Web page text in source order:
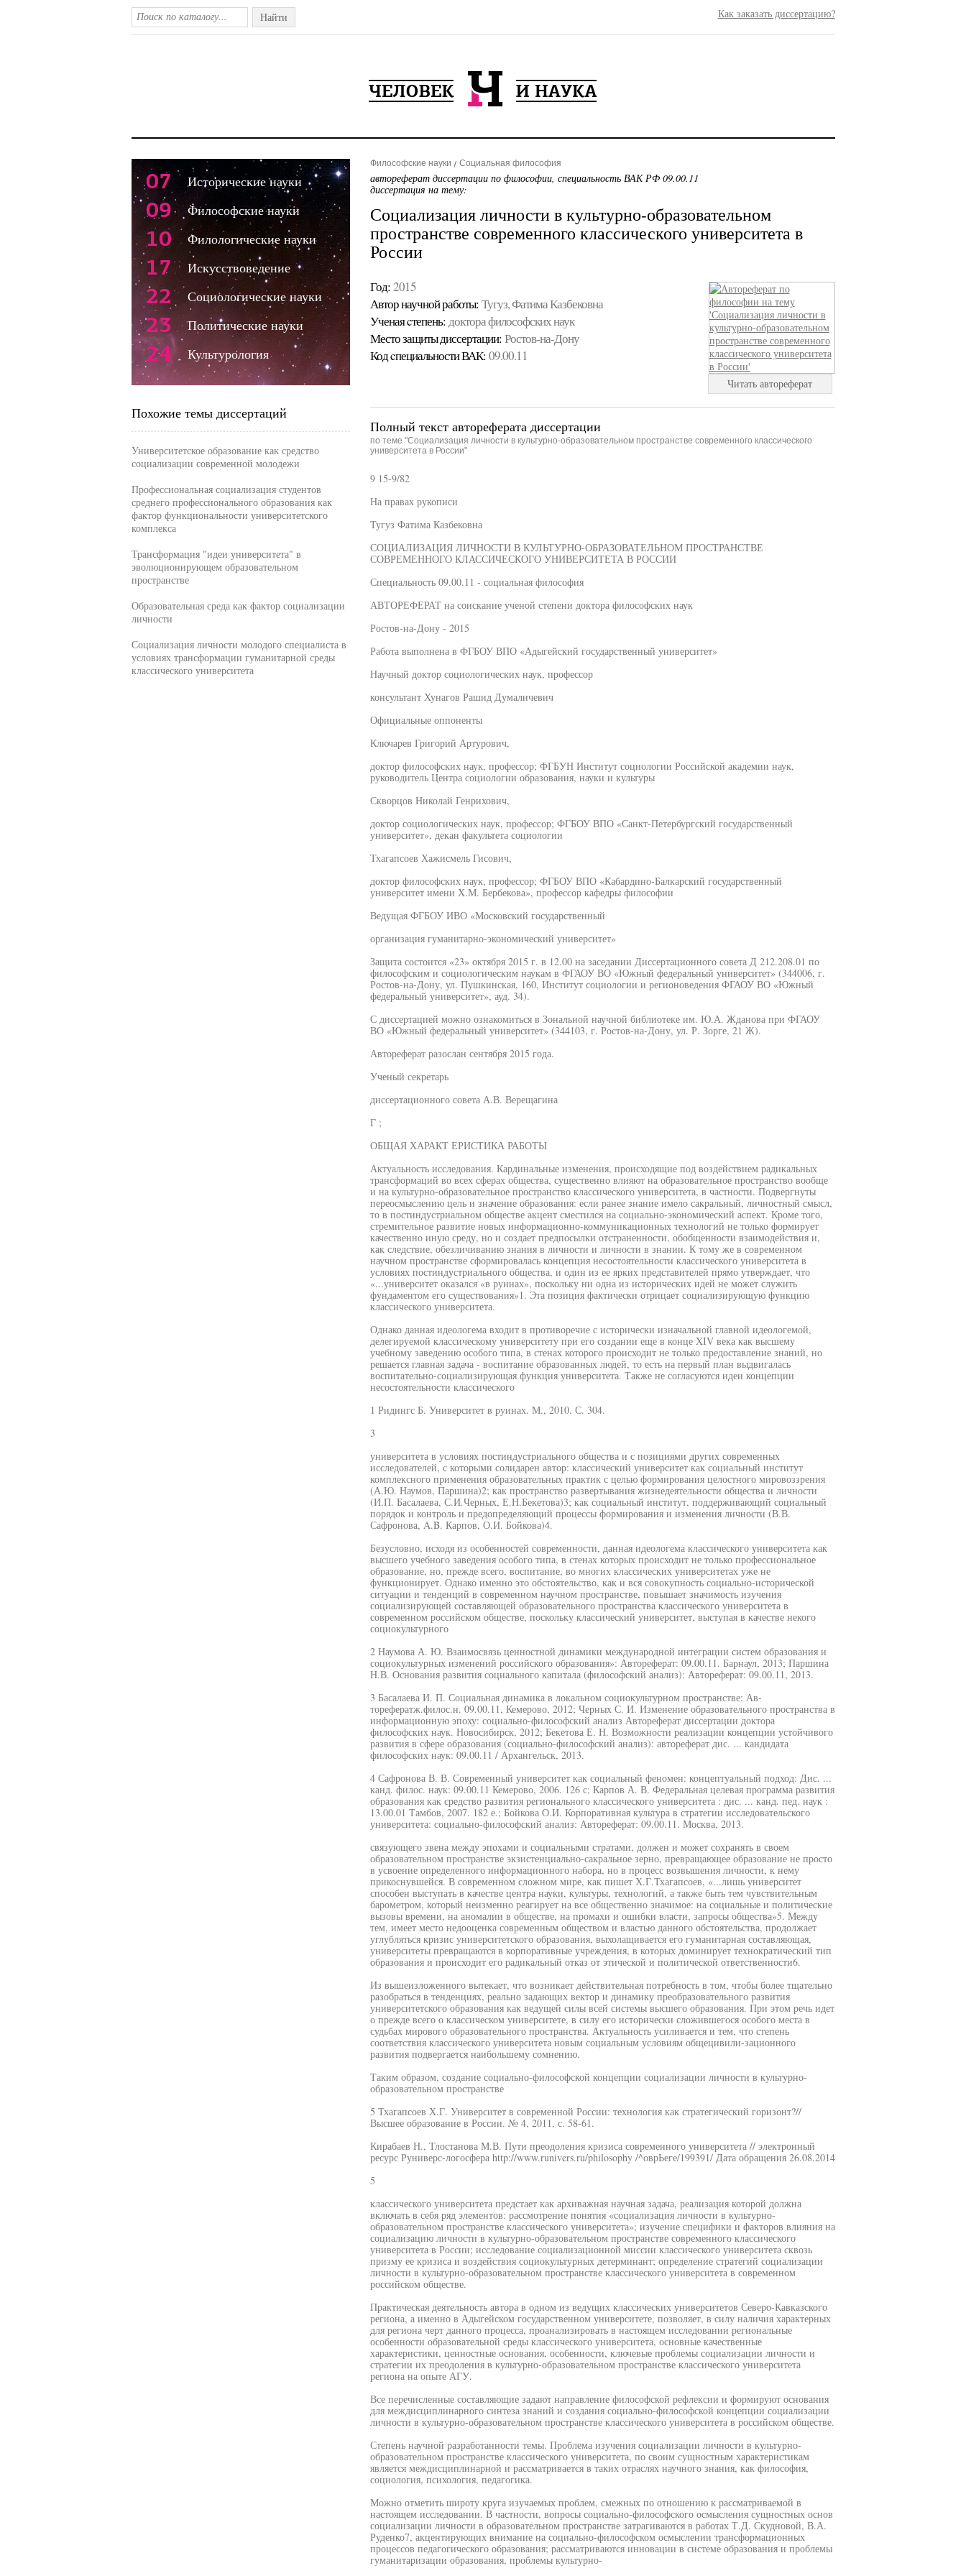
Найти Как заказать диссертацию?
Философские науки Социальная философия
автореферат диссертации по философии, специальность ВАК РФ 09.00.11
диссертация на тему:
Социализация личности в культурно-образовательном
пространстве современного классического университета в
России
Год: 2015
Автор научной работы: Тугуз, Фатима Казбековна
Ученая cтепень: доктора философских наук
Место защиты диссертации: Ростов-на-Дону
Код cпециальности ВАК: 09.00.11
Читать автореферат
Полный текст автореферата диссертации
по теме "Социализация личности в культурно-образовательном пространстве современного классического
университета в России"
9 15-9/82
На правах рукописи
Тугуз Фатима Казбековна
СОЦИАЛИЗАЦИЯ ЛИЧНОСТИ В КУЛЬТУРНО-ОБРАЗОВАТЕЛЬНОМ ПРОСТРАНСТВЕ
СОВРЕМЕННОГО КЛАССИЧЕСКОГО УНИВЕРСИТЕТА В РОССИИ
Специальность 09.00.11 - социальная философия
АВТОРЕФЕРАТ на соискание ученой степени доктора философских наук
Ростов-на-Дону - 2015
Работа выполнена в ФГБОУ ВПО «Адыгейский государственный университет»
Научный доктор социологических наук, профессор
консультант Хунагов Рашид Думаличевич
Официальные оппоненты
Ключарев Григорий Артурович,
доктор философских наук, профессор; ФГБУН Институт социологии Российской академии наук,
руководитель Центра социологии образования, науки и культуры
Скворцов Николай Генрихович,
доктор социологических наук, профессор; ФГБОУ ВПО «Санкт-Петербургский государственный
университет», декан факультета социологии
Тхагапсоев Хажисмель Гисович,
доктор философских наук, профессор; ФГБОУ ВПО «Кабардино-Балкарский государственный
университет имени Х.М. Бербекова», профессор кафедры философии
Ведущая ФГБОУ ИВО «Московский государственный
организация гуманитарно-экономический университет»
Защита состоится «23» октября 2015 г. в 12.00 на заседании Диссертационного совета Д 212.208.01 по
философским и социологическим наукам в ФГАОУ ВО «Южный федеральный университет» (344006, г.
Ростов-на-Дону, ул. Пушкинская, 160, Институт социологии и регионоведения ФГАОУ ВО «Южный
федеральный университет», ауд. 34).
С диссертацией можно ознакомиться в Зональной научной библиотеке им. Ю.А. Жданова при ФГАОУ
ВО «Южный федеральный университет» (344103, г. Ростов-на-Дону, ул. Р. Зорге, 21 Ж).
Автореферат разослан сентября 2015 года.
Ученый секретарь
диссертационного совета А.В. Верещагина
Г ;
ОБЩАЯ ХАРАКТ ЕРИСТИКА РАБОТЫ
Актуальность исследования. Кардинальные изменения, происходящие под воздействием радикальных
трансформаций во всех сферах общества, существенно влияют на образовательное пространство вообще
и на культурно-образовательное пространство классического университета, в частности. Подвергнуты
переосмыслению цель и значение образования: если ранее знание имело сакральный, личностный смысл,
то в постиндустриальном обществе акцент сместился на социально-экономический аспект. Кроме того,
стремительное развитие новых информационно-коммуникационных технологий не только формирует
качественно иную среду, но и создает предпосылки отстраненности, обобщенности взаимодействия и,
как следствие, обезличиванию знания в личности и личности в знании. К тому же в современном
научном пространстве сформировалась концепция несостоятельности классического университета в
условиях постиндустриального общества, и один из ее ярких представителей прямо утверждает, что
«...университет оказался «в руинах», поскольку ни одна из исторических идей не может служить
фундаментом его существования»1. Эта позиция фактически отрицает социализирующую функцию
классического университета.
Однако данная идеологема входит в противоречие с исторически изначальной главной идеологемой,
делегируемой классическому университету при его создании еще в конце XIV века как высшему
учебному заведению особого типа, в стенах которого происходит не только предоставление знаний, но
решается главная задача - воспитание образованных людей, то есть на первый план выдвигалась
воспитательно-социализирующая функция университета. Также не согласуются идеи концепции
несостоятельности классического
1 Ридингс Б. Университет в руинах. М., 2010. С. 304.
3
университета в условиях постиндустриального общества и с позициями других современных
исследователей, с которыми солидарен автор: классический университет как социальный институт
комплексного применения образовательных практик с целью формирования целостного мировоззрения
(А.Ю. Наумов, Паршина)2; как пространство развертывания жизнедеятельности общества и личности
(И.П. Басалаева, С.И.Черных, Е.Н.Бекетова)3; как социальный институт, поддерживающий социальный
порядок и контроль и предопределяющий процессы формирования и изменения личности (В.В.
Сафронова, A.B. Карпов, О.И. Бойкова)4.
Безусловно, исходя из особенностей современности, данная идеологема классического университета как
высшего учебного заведения особого типа, в стенах которых происходит не только профессиональное
образование, но, прежде всего, воспитание, во многих классических университетах уже не
функционирует. Однако именно это обстоятельство, как и вся совокупность социально-исторической
ситуации и тенденций в современном научном пространстве, повышает значимость изучения
социализирующей составляющей образовательного пространства классического университета в
современном российском обществе, поскольку классический университет, выступая в качестве некого
социокультурного
2 Наумова А. Ю. Взаимосвязь ценностной динамики международной интеграции систем образования и
социокультурных изменений российского образования»: Автореферат: 09.00.11. Барнаул, 2013; Паршина
Н.В. Основания развития социального капитала (философский анализ): Автореферат: 09.00.11, 2013.
3 Басалаева И. П. Социальная динамика в локальном социокультурном пространстве: Ав-
торефератж.филос.н. 09.00.11, Кемерово, 2012; Черных С. И. Изменение образовательного пространства в
информационную эпоху: социально-философский анализ Автореферат диссертации доктора
философских наук. Новосибирск, 2012; Бекетова Е. Н. Возможности реализации концепции устойчивого
развития в сфере образования (социально-философский анализ): автореферат дис. ... кандидата
философских наук: 09.00.11 / Архангельск, 2013.
4 Сафронова В. В. Современный университет как социальный феномен: концептуальный подход: Дис. ...
канд. филос. наук: 09.00.11 Кемерово, 2006. 126 с; Карпов А. В. Федеральная целевая программа развития
образования как средство развития регионального классического университета : дис. ... канд. пед. наук :
13.00.01 Тамбов, 2007. 182 е.; Бойкова О.И. Корпоративная культура в стратегии исследовательского
университета: социально-философский анализ: Автореферат: 09.00.11. Москва, 2013.
связующего звена между эпохами и социальными стратами, должен и может сохранять в своем
образовательном пространстве экзистенциально-сакральное зерно, превращающее образование не просто
в усвоение определенного информационного набора, но в процесс возвышения личности, к нему
прикоснувшейся. В современном сложном мире, как пишет Х.Г.Тхагапсоев, «...лишь университет
способен выступать в качестве центра науки, культуры, технологий, а также быть тем чувствительным
барометром, который неизменно реагирует на все общественно значимое: на социальные и политические
вызовы времени, на аномалии в обществе, на промахи и ошибки власти, запросы общества»5. Между
тем, имеет место недооценка современным обществом и властью данного обстоятельства, продолжает
углубляться кризис университетского образования, выхолащивается его гуманитарная составляющая,
университеты превращаются в корпоративные учреждения, в которых доминирует технократический тип
образования и происходит его радикальный отказ от этической и политической ответственности6.
Из вышеизложенного вытекает, что возникает действительная потребность в том, чтобы более тщательно
разобраться в тенденциях, реально задающих вектор и динамику преобразовательного развития
университетского образования как ведущей силы всей системы высшего образования. При этом речь идет
о прежде всего о классическом университете, в силу его исторически сложившегося особого места в
судьбах мирового образовательного пространства. Актуальность усиливается и тем, что степень
соответствия классического университета новым социальным условиям общецивили-зационного
развития подвергается наибольшему сомнению.
Таким образом, создание социально-философской концепции социализации личности в культурно-
образовательном пространстве
5 Тхагапсоев Х.Г. Университет в современной России: технология как стратегический горизонт?//
Высшее образование в России. № 4, 2011, с. 58-61.
Кирабаев Н., Тлостанова М.В. Пути преодоления кризиса современного университета // электронный
ресурс Руниверс-логосфера http://www.runivers.ru/philosophy /^оврЬеге/199391/ Дата обращения 26.08.2014
5
классического университета предстает как архиважная научная задача, реализация которой должна
включать в себя ряд элементов: рассмотрение понятия «социализация личности в культурно-
образовательном пространстве классического университета»; изучение специфики и факторов влияния на
социализацию личности в культурно-образовательном пространстве современного классического
университета в России; исследование социализационной миссии классического университета сквозь
призму ее кризиса и воздействия социокультурных детерминант; определение стратегий социализации
личности в культурно-образовательном пространстве классического университета в современном
российском обществе.
Практическая деятельность автора в одном из ведущих классических университетов Северо-Кавказского
региона, а именно в Адыгейском государственном университете, позволяет, в силу наличия характерных
для региона черт данного процесса, проанализировать в настоящем исследовании региональные
особенности образовательной среды классического университета, основные качественные
характеристики, ценностные основания, особенности, ключевые проблемы социализации личности и
стратегии их преодоления в культурно-образовательном пространстве классического университета
региона на опыте АГУ.
Все перечисленные составляющие задают направление философской рефлексии и формируют основания
для междисциплинарного синтеза знаний и создания социально-философской концепции социализации
личности в культурно-образовательном пространстве классического университета в российском обществе.
Степень научной разработанности темы. Проблема изучения социализации личности в культурно-
образовательном пространстве классического университета, по своим сущностным характеристикам
является междисциплинарной и рассматривается в таких отраслях научного знания, как философия,
социология, психология, педагогика.
Можно отметить широту круга изучаемых проблем, смежных по отношению к рассматриваемой в
настоящем исследовании. В частности, вопросы социально-философского осмысления сущностных основ
социализации личности в образовательном пространстве затрагиваются в работах Т.Д. Скудновой, В.А.
Руденко7, акцентирующих внимание на социально-философском осмыслении трансформационных
процессов педагогического образования; рассматриваются инновации в системе образования и проблемы
гуманитаризации образования, проблемы культурно-
07 Исторические науки
09 Философские науки
10 Филологические науки
17 Искусствоведение
22 Социологические науки
23 Политические науки
24 Культурология
Похожие темы диссертаций
Университетское образование как средство
социализации современной молодежи
Профессиональная социализация студентов
среднего профессионального образования как
фактор функциональности университетского
комплекса
Трансформация "идеи университета" в
эволюционирующем образовательном
пространстве
Образовательная среда как фактор социализации
личности
Социализация личности молодого специалиста в
условиях трансформации гуманитарной среды
классического университета